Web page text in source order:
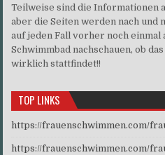
Teilweise sind die Informationen
aber die Seiten werden nach und
auf jeden Fall vorher noch einmal
Schwimmbad nachschauen, ob
wirklich stattfindet!!
TOP LINKS
https://frauenschwimmen.com/
https://frauenschwimmen.com/